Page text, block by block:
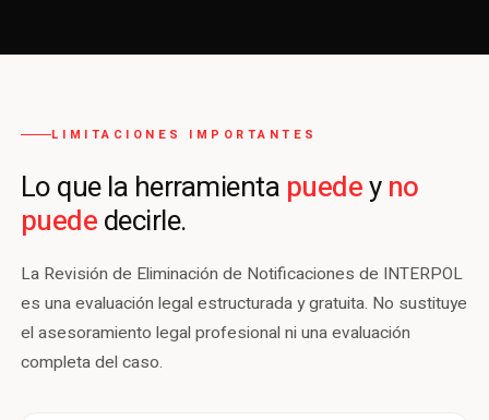
LIMITACIONES IMPORTANTES
Lo que la herramienta puede y no
puede decirle.
La Revisión de Eliminación de Notificaciones de INTERPOL
es una evaluación legal estructurada y gratuita. No sustituye
el asesoramiento legal profesional ni una evaluación
completa del caso.